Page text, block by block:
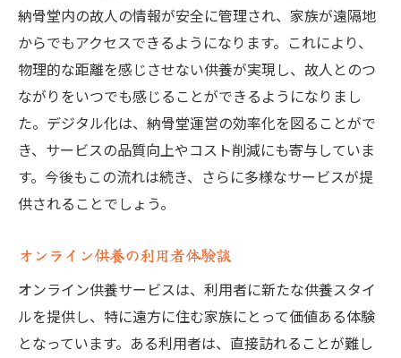
納骨堂内の故人の情報が安全に管理され、家族が遠隔地
からでもアクセスできるようになります。これにより、
物理的な距離を感じさせない供養が実現し、故人とのつ
ながりをいつでも感じることができるようになりまし
た。デジタル化は、納骨堂運営の効率化を図ることがで
き、サービスの品質向上やコスト削減にも寄与していま
す。今後もこの流れは続き、さらに多様なサービスが提
供されることでしょう。
オンライン供養の利用者体験談
オンライン供養サービスは、利用者に新たな供養スタイ
ルを提供し、特に遠方に住む家族にとって価値ある体験
となっています。ある利用者は、直接訪れることが難し